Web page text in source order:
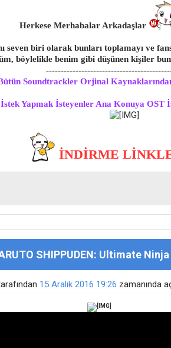
Herkese Merhabalar Arkadaşlar
seven biri olarak bunları toplamayı ve
böylelikle benim gibi düşünen kişiler
Soundtrackler Orjinal
Yapmak İsteyenler Ana Konuya OST
İNDİRME
SHIPPUDEN: Ultimate Ninja
15 Aralık 2016 19:26 zamanında